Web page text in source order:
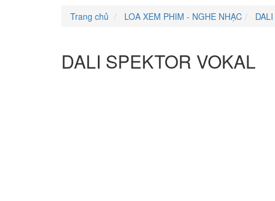
Trang chủ
LOA XEM PHIM - NGHE NHẠC DALI
DALI SPEKTOR VOKAL